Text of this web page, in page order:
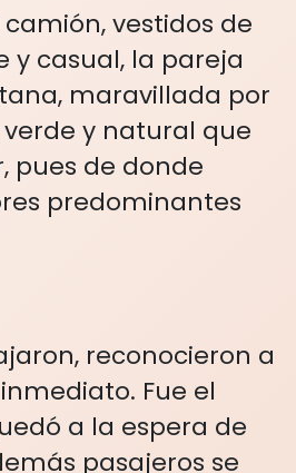
vestidos de
y casual, la pareja
maravillada por
y natural que
pues de donde
predominantes
reconocieron a
Fue el
a la espera de
pasajeros se